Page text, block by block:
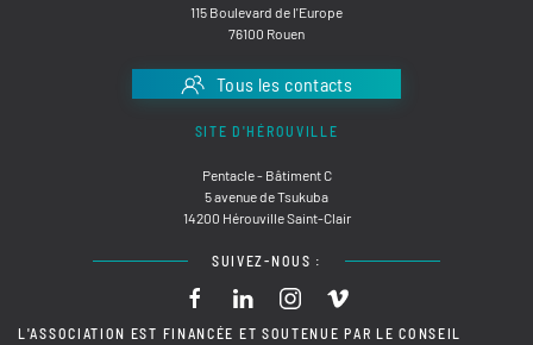
115 Boulevard de l'Europe
76100 Rouen
Tous les contacts
SITE D'HÉROUVILLE
Pentacle - Bâtiment C
5 avenue de Tsukuba
14200 Hérouville Saint-Clair
SUIVEZ-NOUS :
L'ASSOCIATION EST FINANCÉE ET SOUTENUE PAR LE CONSEIL